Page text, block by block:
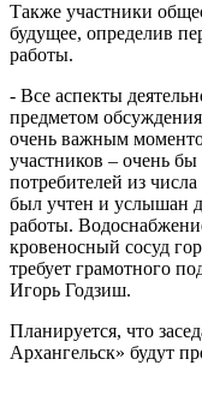
Также участники
будущее, определив
работы.
- Все аспекты
предметом
очень важным
участников – очень бы
потребителей из
был учтен и услышан
работы.
кровеносный сосуд
требует грамотного
Игорь Годзиш.
Планируется, что
Архангельск» будут